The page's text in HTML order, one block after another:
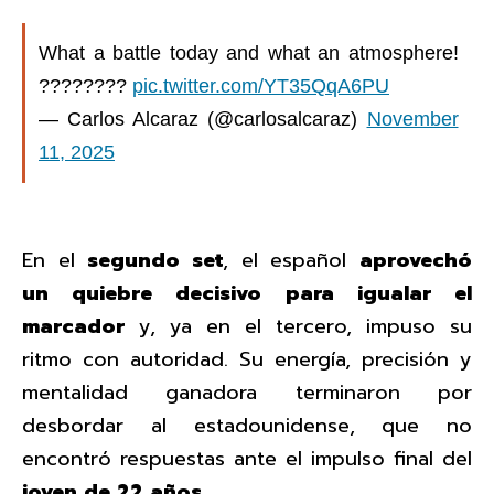
What a battle today and what an atmosphere!
???????? pic.twitter.com/YT35QqA6PU
— Carlos Alcaraz (@carlosalcaraz) November
11, 2025
En el segundo set, el español aprovechó
un quiebre decisivo para igualar el
marcador y, ya en el tercero, impuso su
ritmo con autoridad. Su energía, precisión y
mentalidad ganadora terminaron por
desbordar al estadounidense, que no
encontró respuestas ante el impulso final del